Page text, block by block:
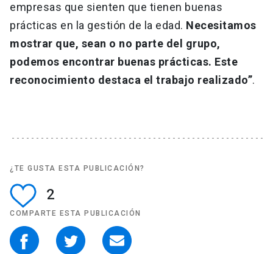
empresas que sienten que tienen buenas
prácticas en la gestión de la edad. Necesitamos
mostrar que, sean o no parte del grupo,
podemos encontrar buenas prácticas. Este
reconocimiento destaca el trabajo realizado”.
¿TE GUSTA ESTA PUBLICACIÓN?
2
COMPARTE ESTA PUBLICACIÓN